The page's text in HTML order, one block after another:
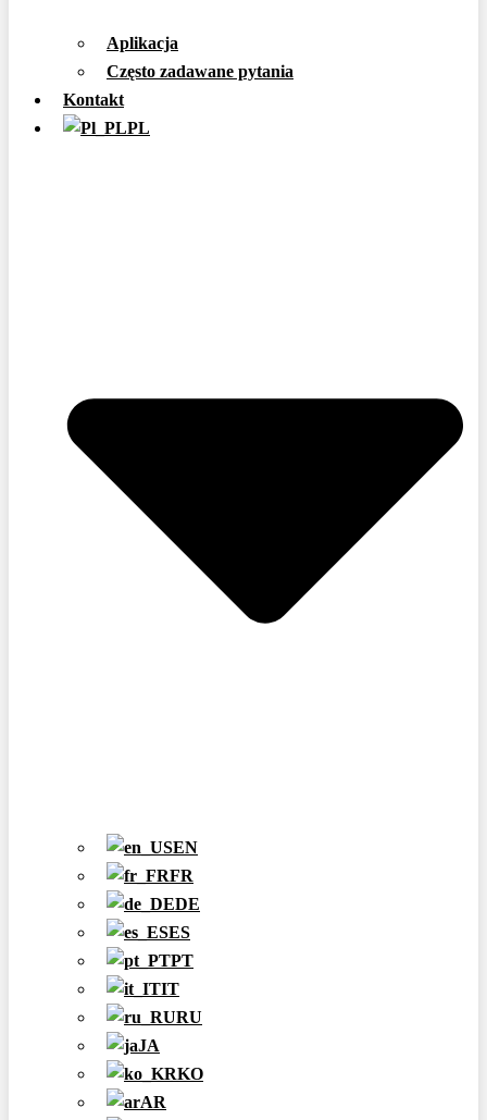
Aplikacja
Często zadawane pytania
Kontakt
PL
EN
FR
DE
ES
PT
IT
RU
JA
KO
AR